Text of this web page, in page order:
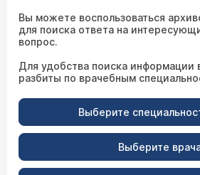
Вы можете воспользоваться
для поиска ответа на
вопрос.
Для удобства поиска информации
разбиты по врачебным
Выберите
Выберите